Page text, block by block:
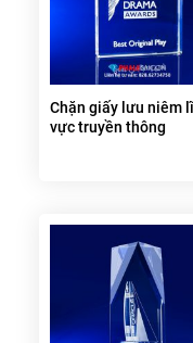
Chặn giấy lưu niêm
vực truyền thông